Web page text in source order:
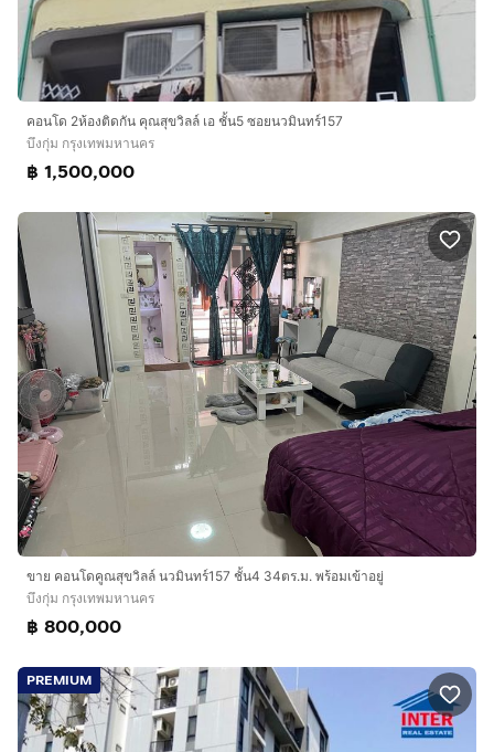
คอนโด 2ห้องติดกัน คุณสุขวิลล์ เอ ชั้น5 ซอยนวมินทร์157
บึงกุ่ม กรุงเทพมหานคร
฿ 1,500,000
ขาย คอนโดคูณสุขวิลล์ นวมินทร์157 ชั้น4 34ตร.ม. พร้อมเข้าอยู่
บึงกุ่ม กรุงเทพมหานคร
฿ 800,000
PREMIUM